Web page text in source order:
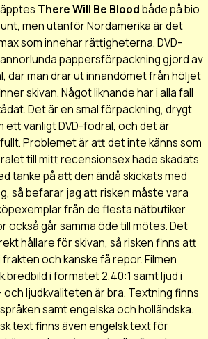
There Will Be Bloodbåde på bio
men utanför Nordamerika är det
som innehar rättigheterna. DVD-
pappersförpackning gjord av
där man drar ut innandömet från höljet
skivan. Något liknande har i alla fall
Det är en smal förpackning, drygt
ett vanligt DVD-fodral, och det är
Problemet är att det inte känns som
till mitt recensionsex hade skadats
tanke på att den ändå skickats med
så befarar jag att risken måste vara
från de flesta nätbutiker
går samma öde till mötes. Det
hållare för skivan, så risken finns att
frakten och kanske få repor. Filmen
bredbild i formatet 2,40:1 samt ljud i
och ljudkvaliteten är bra. Textning finns
samt engelska och holländska.
text finns även engelsk text för